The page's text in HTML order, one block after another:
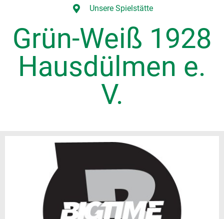
Unsere Spielstätte
Grün-Weiß 1928
Hausdülmen e.
V.